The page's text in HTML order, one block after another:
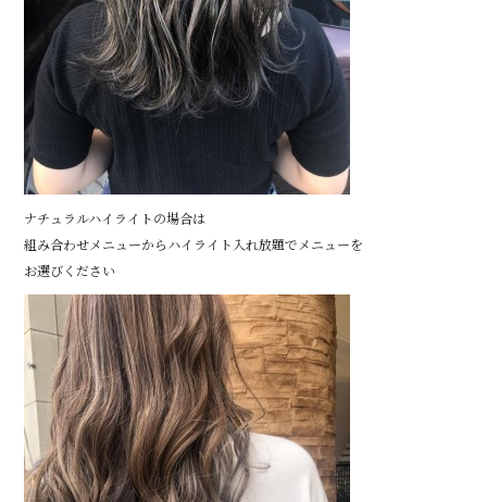
ナチュラルハイライトの場合は
組み合わせメニューからハイライト入れ放題でメニューを
お選びください